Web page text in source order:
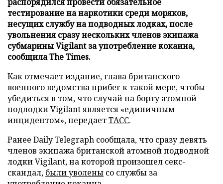
тестирование на наркотики среди моряков,
несущих службу на подводных лодках, после
увольнения сразу нескольких членов экипажа
субмарины Vigilant за употребление кокаина,
сообщила The Times.
Как отмечает издание, глава британского
военного ведомства прибег к такой мере, чтобы
убедиться в том, что случай на борту атомной
подлодки Vigilant является «единичным
инцидентом», передаетТАСС.
Ранее Daily Telegraph сообщала, что сразу девять
членов экипажа британской атомной подводной
лодки Vigilant, на которой произошел секс-
скандал, были уволены со службы за